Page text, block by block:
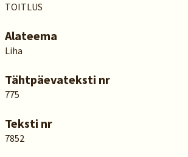
TOITLUS
Alateema
Liha
Tähtpäevateksti nr
775
Teksti nr
7852